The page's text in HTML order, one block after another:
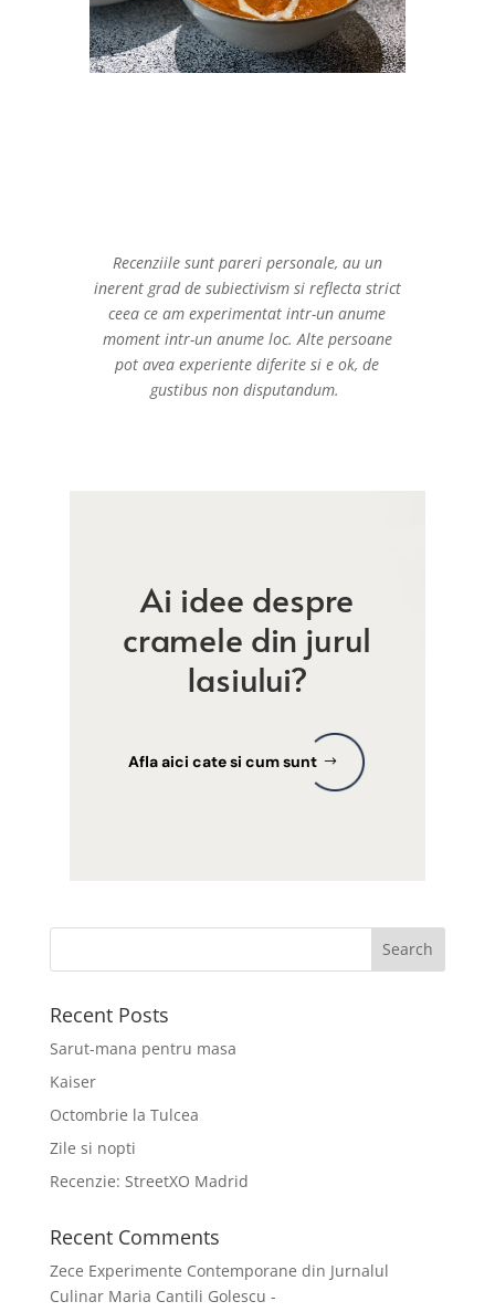
Recenziile sunt pareri personale, au un
inerent grad de subiectivism si reflecta strict
ceea ce am experimentat intr-un anume
moment intr-un anume loc. Alte persoane
pot avea experiente diferite si e ok, de
gustibus non disputandum.
Ai idee despre
cramele din jurul
Iasiului?
Afla aici cate si cum sunt
Recent Posts
Sarut-mana pentru masa
Kaiser
Octombrie la Tulcea
Zile si nopti
Recenzie: StreetXO Madrid
Recent Comments
Zece Experimente Contemporane din Jurnalul
Culinar Maria Cantili Golescu -